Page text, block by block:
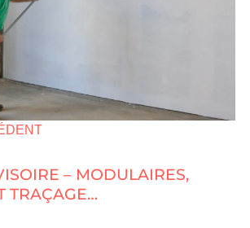
– MODULAIRES,
TRAÇAGE…